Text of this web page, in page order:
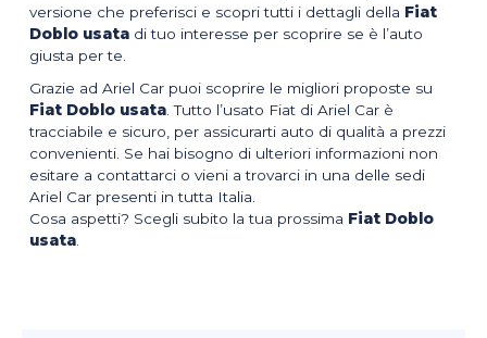
versione che preferisci e scopri tutti i dettagli della Fiat
Doblo usata di tuo interesse per scoprire se è l’auto
giusta per te.
Grazie ad Ariel Car puoi scoprire le migliori proposte su
Fiat Doblo usata . Tutto l’usato Fiat di Ariel Car è
tracciabile e sicuro, per assicurarti auto di qualità a prezzi
convenienti. Se hai bisogno di ulteriori informazioni non
esitare a contattarci o vieni a trovarci in una delle sedi
Ariel Car presenti in tutta Italia.
Cosa aspetti? Scegli subito la tua prossima Fiat Doblo
usata